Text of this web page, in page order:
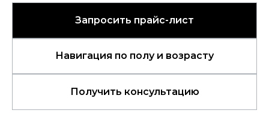
Запросить прайс-лист
Навигация по полу и возрасту
Получить консультацию